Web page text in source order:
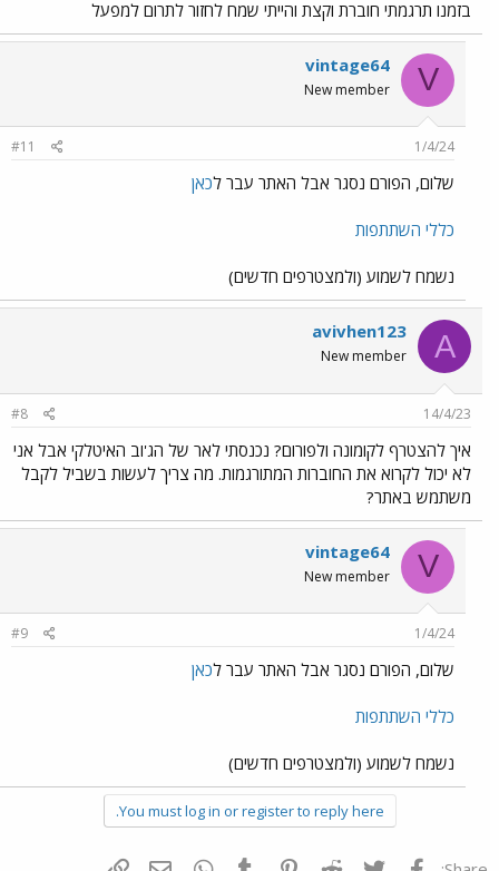
בזמנו תרגמתי חוברת וקצת והייתי שמח לחזור לתרום למפעל
V
vintage64
New member
1/4/24
#11
שלום, הפורם נסגר אבל האתר עבר לכאן
כללי השתתפות
נשמח לשמוע (ולמצטרפים חדשים)
A
avivhen123
New member
14/4/23
#8
איך להצטרף לקומונה ולפורום? נכנסתי לאר של הג'וב האיטלקי אבל אני
לא יכול לקרוא את החוברות המתורגמות. מה צריך לעשות בשביל לקבל
משתמש באתר?
V
vintage64
New member
1/4/24
#9
שלום, הפורם נסגר אבל האתר עבר לכאן
כללי השתתפות
נשמח לשמוע (ולמצטרפים חדשים)
You must log in or register to reply here.
פייסבוק Twitter
Reddit
Pinterest
Tumblr
WhatsAppדואר אלקטרוני